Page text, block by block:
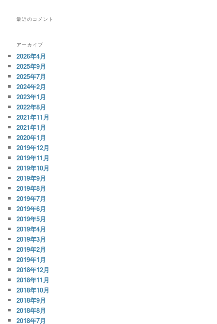
最近のコメント
アーカイブ
2026年4月
2025年9月
2025年7月
2024年2月
2023年1月
2022年8月
2021年11月
2021年1月
2020年1月
2019年12月
2019年11月
2019年10月
2019年9月
2019年8月
2019年7月
2019年6月
2019年5月
2019年4月
2019年3月
2019年2月
2019年1月
2018年12月
2018年11月
2018年10月
2018年9月
2018年8月
2018年7月